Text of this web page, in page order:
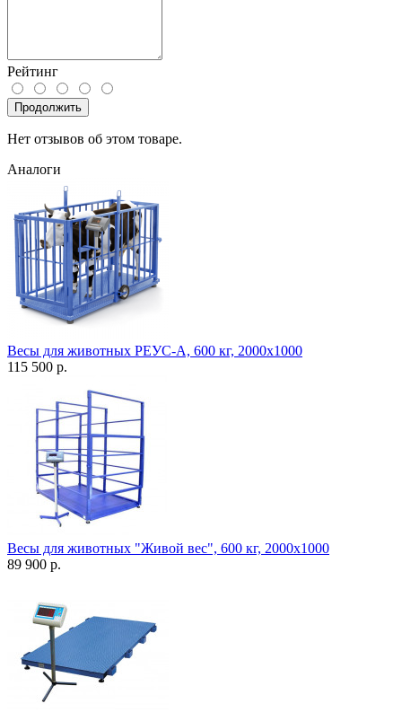
Рейтинг
Продолжить
Нет отзывов об этом товаре.
Аналоги
Весы для животных РЕУС-А, 600 кг, 2000х1000
115 500 р.
Весы для животных "Живой вес", 600 кг, 2000х1000
89 900 р.